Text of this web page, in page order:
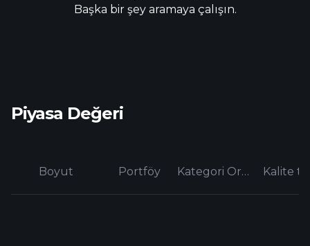
Başka bir şey aramaya çalışın.
Piyasa Değeri
Boyut Portföy Kategori Ortalaması Kalite